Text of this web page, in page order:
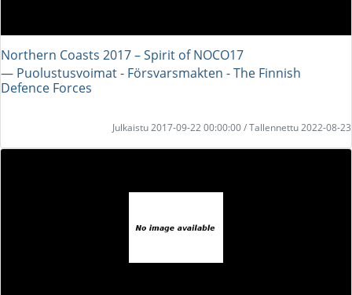
Northern Coasts 2017 – Spirit of NOCO17
― Puolustusvoimat - Försvarsmakten - The Finnish
Defence Forces
Julkaistu 2017-09-22 00:00:00 / Tallennettu 2022-08-23